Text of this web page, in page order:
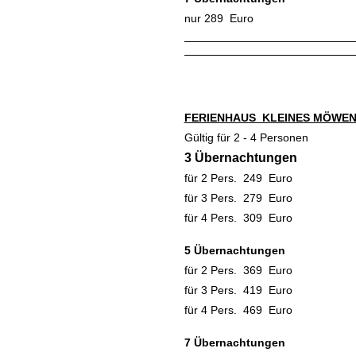
nur 289 Euro
FERIENHAUS KLEINES
Gültig für 2 - 4 Personen
3 Übernachtungen
für 2 Pers. 249 Euro
für 3 Pers. 279 Euro
für 4 Pers. 309 Euro
5 Übernachtungen
für 2 Pers. 369 Euro
für 3 Pers. 419 Euro
für 4 Pers. 469 Euro
7 Übernachtungen